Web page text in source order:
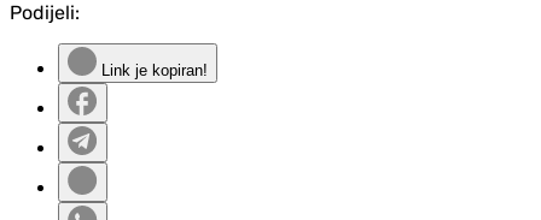
Podijeli:
Link je kopiran!